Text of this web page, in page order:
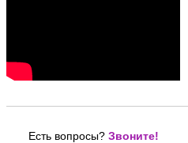
Есть вопросы? Звоните!